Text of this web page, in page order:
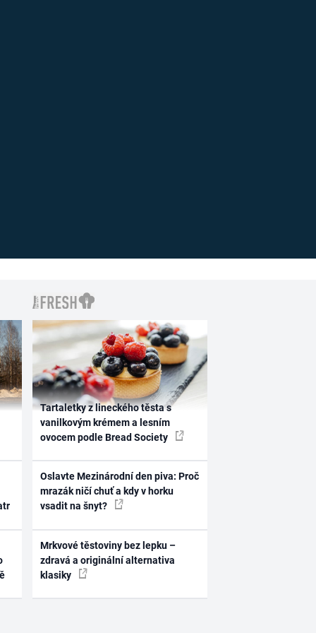
Tartaletky z lineckého těsta s
vanilkovým krémem a lesním
ovocem podle Bread Society
Oslavte Mezinárodní den piva: Proč
mrazák ničí chuť a kdy v horku
vsadit na šnyt?
Mrkvové těstoviny bez lepku –
zdravá a originální alternativa
klasiky